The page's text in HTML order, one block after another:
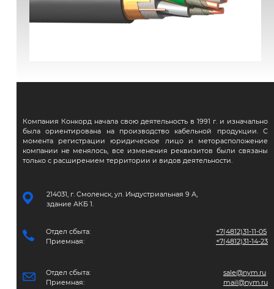
Компания Конкорд начала свою деятельность в 1991 г. и изначально
была ориентирована на производство кабельной продукции. С
момента регистрации юридическое лицо и меторасположение
компании не менялось, все изменения реквизитов были связаны
только с расширением территории и видов деятельности.
214031, г. Смоленск, ул. Индустриальная 9 А,
здание АКБ 1.
Отдел сбыта:
Приемная:
+7(4812)31-11-05
+7(4812)31-14-23
Отдел сбыта:
Приемная:
sale@nym.ru
mail@nym.ru